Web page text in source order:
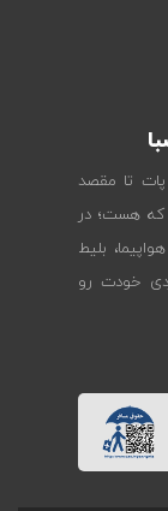
پات تا مقصد
که هست؛ در
بلیط
خودت رو